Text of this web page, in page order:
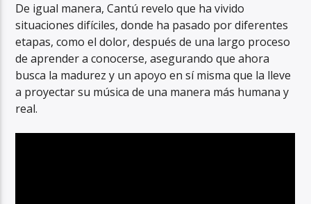
De igual manera, Cantú revelo que ha vivido
situaciones difíciles, donde ha pasado por diferentes
etapas, como el dolor, después de una largo proceso
de aprender a conocerse, asegurando que ahora
busca la madurez y un apoyo en sí misma que la lleve
a proyectar su música de una manera más humana y
real.